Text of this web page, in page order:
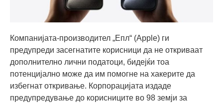
Компанијата-производител „Епл“ (Apple) ги
предупреди засегнатите корисници да не откриваат
дополнително лични податоци, бидејќи тоа
потенцијално може да им помогне на хакерите да
избегнат откривање. Корпорацијата издаде
предупредување до корисниците во 98 земји за